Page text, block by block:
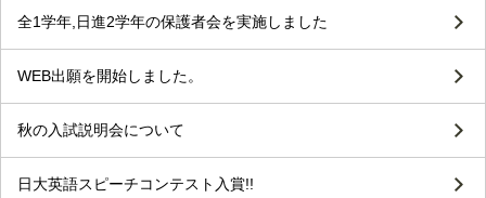
全1学年,日進2学年の保護者会を実施しました
WEB出願を開始しました。
秋の入試説明会について
日大英語スピーチコンテスト入賞!!